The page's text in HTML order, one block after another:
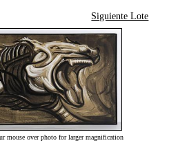
Siguiente Lote
mouse over photo for larger magnification